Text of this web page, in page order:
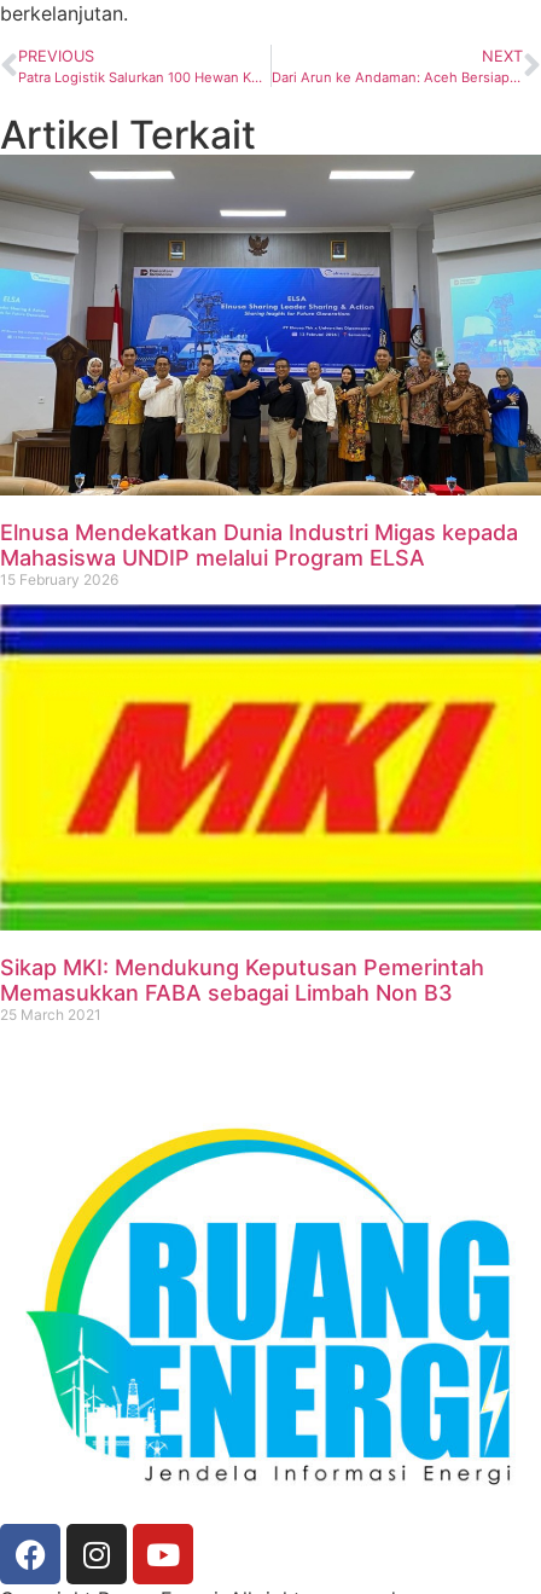
berkelanjutan.
PREVIOUS
Patra Logistik Salurkan 100 Hewan Kurban di Wilayah Operasional dari Sumatera hingga Papua
NEXT
Dari Arun ke Andaman: Aceh Bersiap Rebut Kembali Tahta Migas Nasional
Artikel Terkait
Elnusa Mendekatkan Dunia Industri Migas kepada
Mahasiswa UNDIP melalui Program ELSA
15 February 2026
Sikap MKI: Mendukung Keputusan Pemerintah
Memasukkan FABA sebagai Limbah Non B3
25 March 2021